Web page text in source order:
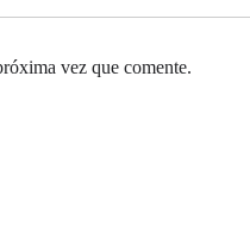
vez que comente.